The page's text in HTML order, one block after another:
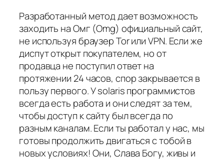
Разработанный метод дает возможность
заходить на Омг (Omg) официальный сайт,
не используя браузер Tor или VPN. Если же
диспут открыт покупателем, но от
продавца не поступил ответ на
протяжении 24 часов, спор закрывается в
пользу первого. У solaris программистов
всегда есть работа и они следят за тем,
чтобы доступ к сайту был всегда по
разным каналам. Если ты работал у нас, мы
готовы продолжить двигаться с тобой в
новых условиях! Они, Слава Богу, живы и